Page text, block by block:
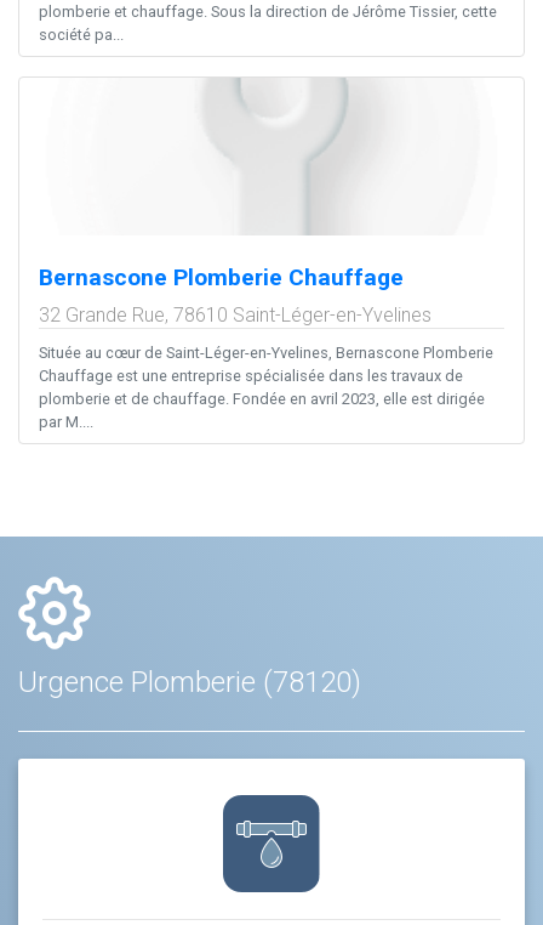
plomberie et chauffage. Sous la direction de Jérôme Tissier, cette
société pa...
Bernascone Plomberie Chauffage
32 Grande Rue, 78610 Saint-Léger-en-Yvelines
Située au cœur de Saint-Léger-en-Yvelines, Bernascone Plomberie
Chauffage est une entreprise spécialisée dans les travaux de
plomberie et de chauffage. Fondée en avril 2023, elle est dirigée
par M....
Urgence Plomberie (78120)